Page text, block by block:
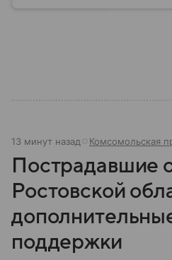
13 минут назад Комсомольская
Пострадавшие
Ростовской
поддержки